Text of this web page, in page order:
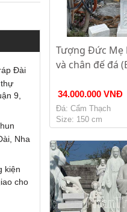
Đài
9,
Nha
kiện
cho
Tượng Đức Mẹ
và chân đế đá
34.000.000 VNĐ
Đá: Cẩm Thạch
Size: 150 cm